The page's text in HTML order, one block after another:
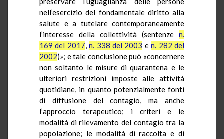
nell’esercizio del fondamentale diritto alla
salute e a tutelare contemporaneamente
l’interesse della collettività (sentenze n.
169 del 2017,n. 338 del 2003 en. 282 del
2002)»; e tale conclusione può «concernere
non soltanto le misure di quarantena e le
ulteriori restrizioni imposte alle attività
quotidiane, in quanto potenzialmente fonti
di diffusione del contagio, ma anche
l’approccio terapeutico; i criteri e le
modalità di rilevamento del contagio tra la
popolazione; le modalità di raccolta e di